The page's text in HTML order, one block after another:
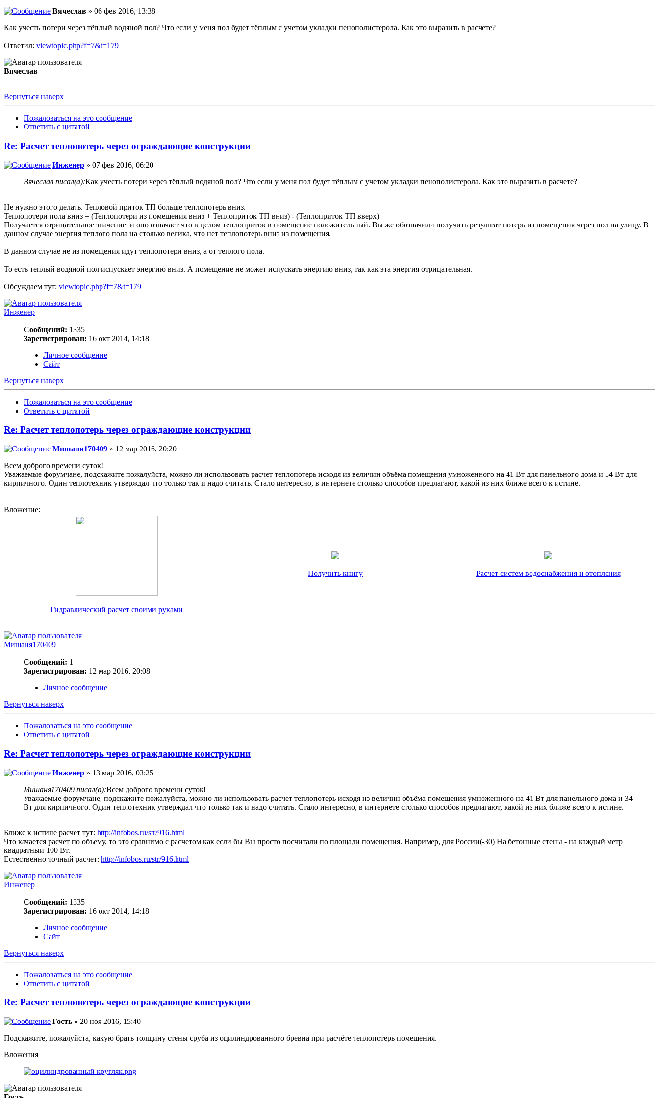
Вячеслав » 06 фев 2016, 13:38
Как учесть потери через тёплый водяной пол? Что если у меня пол будет тёплым с учетом укладки пенополистерола. Как это выразить в расчете?
Ответил: viewtopic.php?f=7&t=179
Вячеслав
Вернуться наверх
Пожаловаться на это сообщение
Ответить с цитатой
Re: Расчет теплопотерь через ограждающие конструкции
Инженер » 07 фев 2016, 06:20
Вячеслав писал(а):Как учесть потери через тёплый водяной пол? Что если у меня пол будет тёплым с учетом укладки пенополистерола. Как это выразить в расчете?
Не нужно этого делать. Тепловой приток ТП больше теплопотерь вниз.
Теплопотери пола вниз = (Теплопотери из помещения вниз + Теплоприток ТП вниз) - (Теплоприток ТП вверх)
Получается отрицательное значение, и оно означает что в целом теплоприток в помещение положительный. Вы же обозначили получить результат потерь из помещения через пол на улицу. В
данном случае энергия теплого пола на столько велика, что нет теплопотерь вниз из помещения.
В данном случае не из помещения идут теплопотери вниз, а от теплого пола.
То есть теплый водяной пол испускает энергию вниз. А помещение не может испускать энергию вниз, так как эта энергия отрицательная.
Обсуждаем тут: viewtopic.php?f=7&t=179
Инженер
Сообщений: 1335
Зарегистрирован: 16 окт 2014, 14:18
Личное сообщение
Сайт
Вернуться наверх
Пожаловаться на это сообщение
Ответить с цитатой
Re: Расчет теплопотерь через ограждающие конструкции
Мишаня170409 » 12 мар 2016, 20:20
Всем доброго времени суток!
Уважаемые форумчане, подскажите пожалуйста, можно ли использовать расчет теплопотерь исходя из величин объёма помещения умноженного на 41 Вт для панельного дома и 34 Вт для
кирпичного. Один теплотехник утверждал что только так и надо считать. Стало интересно, в интернете столько способов предлагают, какой из них ближе всего к истине.
Вложение:
Гидравлический расчет своими руками
Получить книгу Расчет систем водоснабжения и отопления
Мишаня170409
Сообщений: 1
Зарегистрирован: 12 мар 2016, 20:08
Личное сообщение
Вернуться наверх
Пожаловаться на это сообщение
Ответить с цитатой
Re: Расчет теплопотерь через ограждающие конструкции
Инженер » 13 мар 2016, 03:25
Мишаня170409 писал(а):Всем доброго времени суток!
Уважаемые форумчане, подскажите пожалуйста, можно ли использовать расчет теплопотерь исходя из величин объёма помещения умноженного на 41 Вт для панельного дома и 34
Вт для кирпичного. Один теплотехник утверждал что только так и надо считать. Стало интересно, в интернете столько способов предлагают, какой из них ближе всего к истине.
Ближе к истине расчет тут: http://infobos.ru/str/916.html
Что качается расчет по объему, то это сравнимо с расчетом как если бы Вы просто посчитали по площади помещения. Например, для России(-30) На бетонные стены - на каждый метр
квадратный 100 Вт.
Естественно точный расчет: http://infobos.ru/str/916.html
Инженер
Сообщений: 1335
Зарегистрирован: 16 окт 2014, 14:18
Личное сообщение
Сайт
Вернуться наверх
Пожаловаться на это сообщение
Ответить с цитатой
Re: Расчет теплопотерь через ограждающие конструкции
Гость » 20 ноя 2016, 15:40
Подскажите, пожалуйста, какую брать толщину стены сруба из оцилиндрованного бревна при расчёте теплопотерь помещения.
Вложения